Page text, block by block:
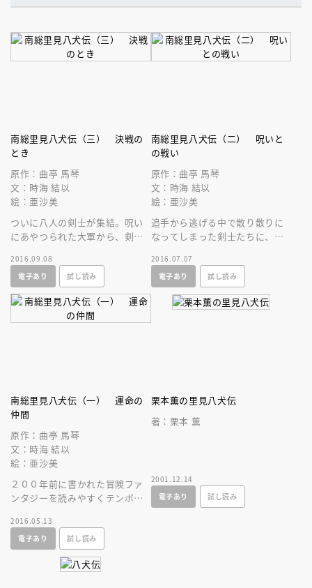
南総里見八犬伝（三） 決戦の
とき
原作：曲亭 馬琴
文：時海 結以
絵：亜沙美
ついに八人の剣士が集結。呪い
にあやつられた大軍から、剣士
断ちきることができるのか！？
2016.09.08
電子あり
試し読み
南総里見八犬伝（二） 呪いと
の戦い
原作：曲亭 馬琴
文：時海 結以
絵：亜沙美
追手から逃げる中で散り散りに
なってしまった剣士たちに、呪
方不明、残り二人の剣士はどこ
に？
2016.07.07
電子あり
試し読み
南総里見八犬伝（一） 運命の
仲間
原作：曲亭 馬琴
文：時海 結以
絵：亜沙美
２００年前に書かれた冒険ファ
ンタジーを読みやすくテンポの
犬士の出会いと友情を描く第１
巻。
2016.05.13
電子あり
試し読み
栗本薫の里見八犬伝
著：栗本 薫
2001.12.14
電子あり
試し読み